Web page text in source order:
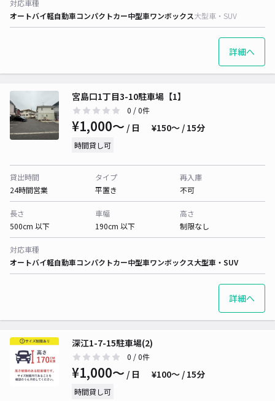
対応車種
オートバイ軽自動車コンパクトカー中型車ワンボックス大型車・SUV
詳細へ
宮島口1丁目3-10駐車場【1】
0 / 0件
¥1,000〜 / 日 ¥150〜 / 15分
時間貸し可
貸出時間
24時間営業
タイプ
平置き
再入庫
不可
長さ
500cm 以下
車幅
190cm 以下
高さ
制限なし
対応車種
オートバイ軽自動車コンパクトカー中型車ワンボックス大型車・SUV
詳細へ
深江1-7-15駐車場(2)
0 / 0件
¥1,000〜 / 日 ¥100〜 / 15分
時間貸し可